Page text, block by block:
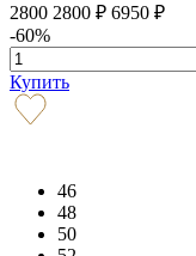
2800 2800 ₽ 6950 ₽
-60%
Купить
46
48
50